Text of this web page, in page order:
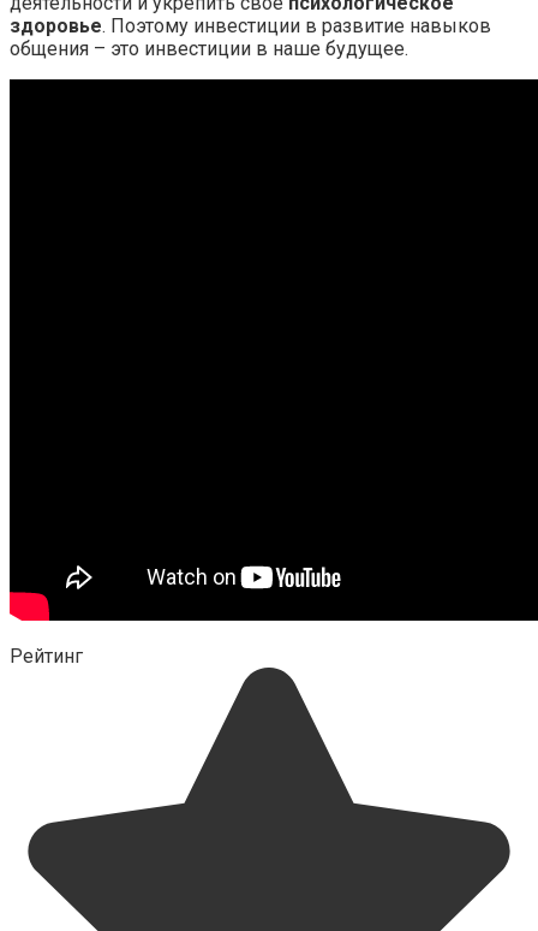
здоровье. Поэтому инвестиции в развитие навыков
общения – это инвестиции в наше будущее.
Рейтинг